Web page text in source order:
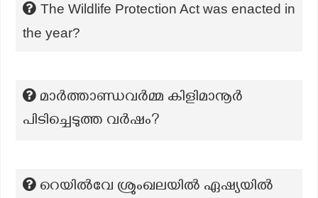
The Wildlife Protection Act was enacted in
the year?
മാർത്താണ്ഡവർമ്മ കിളിമാനൂർ
പിടിച്ചെടുത്ത വർഷം?
റെയിൽവേ ശ്രുംഖലയിൽ ഏഷ്യയിൽ